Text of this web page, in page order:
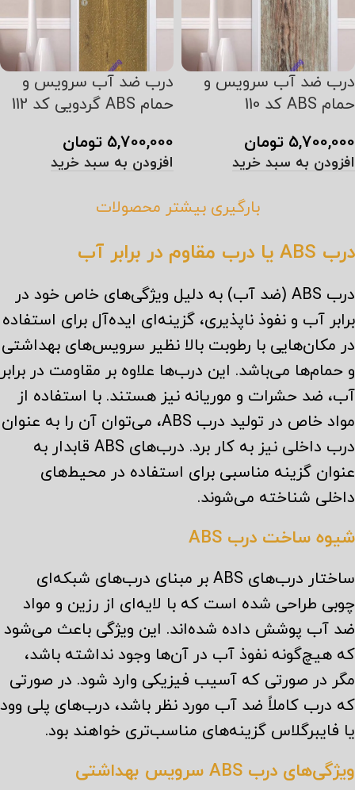
درب ضد آب سرویس و
حمام ABS کد 110
5,700,000 تومان
افزودن به سبد خرید
درب ضد آب سرویس و
حمام ABS گردویی کد 112
5,700,000 تومان
افزودن به سبد خرید
بارگیری بیشتر محصولات
درب ABS یا درب مقاوم در برابر آب
درب ABS (ضد آب) به دلیل ویژگی‌های خاص خود در
برابر آب و نفوذ ناپذیری، گزینه‌ای ایده‌آل برای استفاده
در مکان‌هایی با رطوبت بالا نظیر سرویس‌های بهداشتی
و حمام‌ها می‌باشد. این درب‌ها علاوه بر مقاومت در برابر
آب، ضد حشرات و موریانه نیز هستند. با استفاده از
مواد خاص در تولید درب ABS، می‌توان آن را به عنوان
درب داخلی نیز به کار برد. درب‌های ABS قابدار به
عنوان گزینه مناسبی برای استفاده در محیط‌های
داخلی شناخته می‌شوند.
شیوه ساخت درب ABS
ساختار درب‌های ABS بر مبنای درب‌های شبکه‌ای
چوبی طراحی شده است که با لایه‌ای از رزین و مواد
ضد آب پوشش داده شده‌اند. این ویژگی باعث می‌شود
که هیچ‌گونه نفوذ آب در آن‌ها وجود نداشته باشد،
مگر در صورتی که آسیب فیزیکی وارد شود. در صورتی
که درب کاملاً ضد آب مورد نظر باشد، درب‌های پلی وود
یا فایبرگلاس گزینه‌های مناسب‌تری خواهند بود.
ویژگی‌های درب ABS سرویس بهداشتی